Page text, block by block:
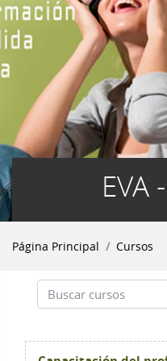
EVA
Página Principal Cursos
Buscar cursos